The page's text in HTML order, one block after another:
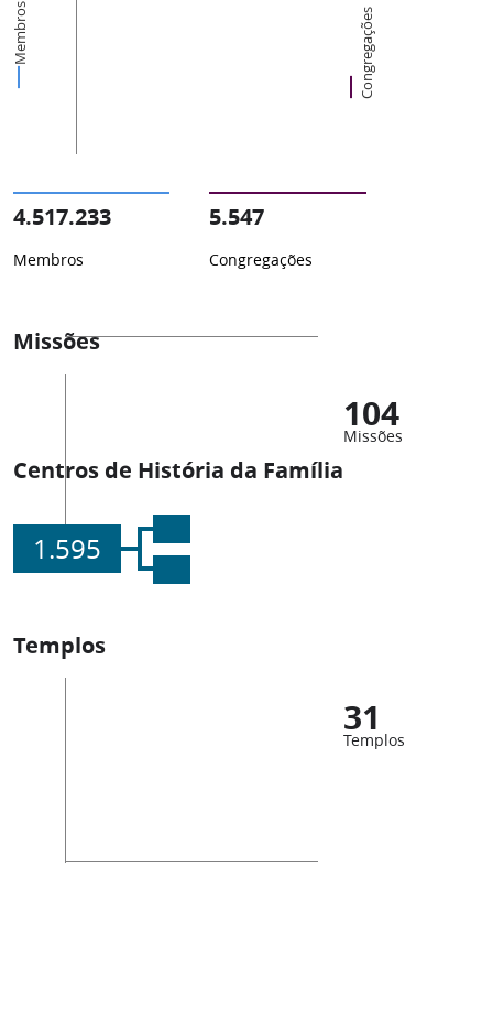
Membros Congregações
4.517.233
Membros
5.547
Congregações
Missões
104
Missões
Centros de História da Família
1.595
Templos
31
Templos